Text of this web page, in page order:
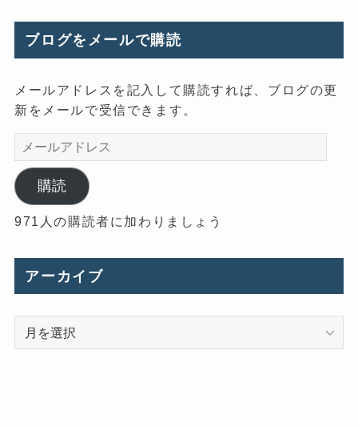
ブログをメールで購読
メールアドレスを記入して購読すれば、ブログの更
新をメールで受信できます。
メ
ー
ル
ア
ド
ス
購読
971人の購読者に加わりましょう
アーカイブ